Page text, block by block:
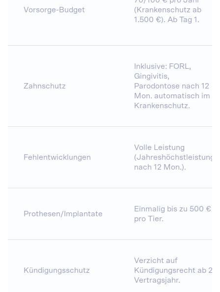
Vorsorge-Budget
(Krankenschutz ab
1.500 €). Ab Tag 1.
Zahnschutz
Inklusive: FORL,
Gingivitis,
Parodontose nach 12
Mon. automatisch im
Krankenschutz.
Fehlentwicklungen
Volle Leistung
(Jahreshöchstleistung,
nach 12 Mon.).
Prothesen/Implantate
Einmalig bis zu 500 €
pro Tier.
Kündigungsschutz
Verzicht auf
Kündigungsrecht ab 2.
Vertragsjahr.